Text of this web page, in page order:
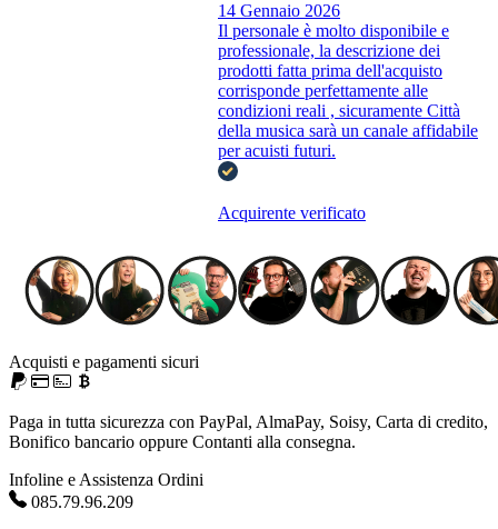
14 Gennaio 2026
Il personale è molto disponibile e
professionale, la descrizione dei
prodotti fatta prima dell'acquisto
corrisponde perfettamente alle
condizioni reali , sicuramente Città
della musica sarà un canale affidabile
per acuisti futuri.
Acquirente verificato
Acquisti e pagamenti sicuri
Paga in tutta sicurezza con PayPal, AlmaPay, Soisy, Carta di credito,
Bonifico bancario oppure Contanti alla consegna.
Infoline e Assistenza Ordini
085.79.96.209